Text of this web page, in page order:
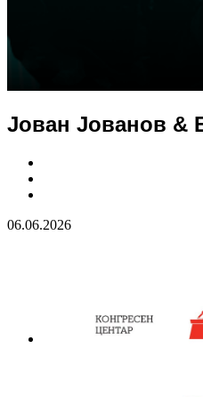
Јован Јованов &
06.06.2026